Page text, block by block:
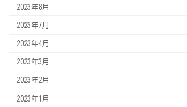
2023年8月
2023年7月
2023年4月
2023年3月
2023年2月
2023年1月